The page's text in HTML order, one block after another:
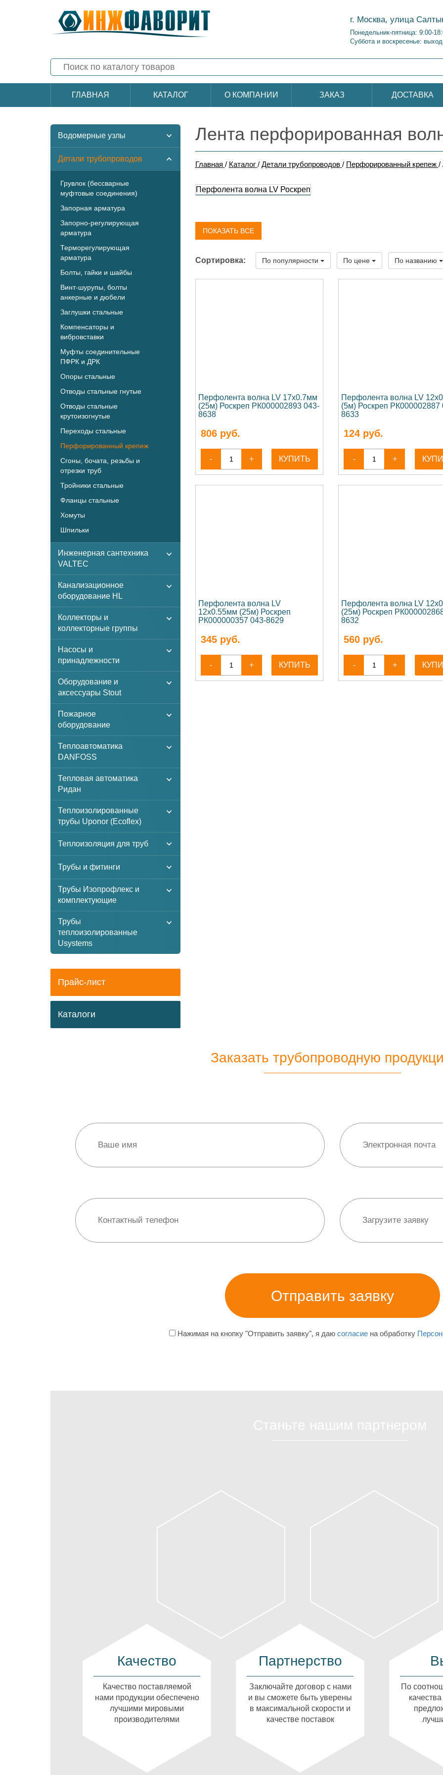
г. Москва, улица
Понедельник-пятница: 9:00-
Суббота и воскресенье:
ГЛАВНАЯ КАТАЛОГ О КОМПАНИИ ЗАКАЗ ДОСТАВКА
Водомерные узлы
Детали трубопроводов
Грувлок (бессварные
муфтовые соединения)
Запорная арматура
Запорно-регулирующая
арматура
Терморегулирующая
арматура
Болты, гайки и шайбы
Винт-шурупы, болты
анкерные и дюбели
Заглушки стальные
Компенсаторы и
вибровставки
Муфты соединительные
ПФРК и ДРК
Опоры стальные
Отводы стальные гнутые
Отводы стальные
крутоизогнутые
Переходы стальные
Перфорированный крепеж
Сгоны, бочата, резьбы и
отрезки труб
Тройники стальные
Фланцы стальные
Хомуты
Шпильки
Инженерная сантехника
VALTEC
Канализационное
оборудование HL
Коллекторы и
коллекторные группы
Насосы и
принадлежности
Оборудование и
аксессуары Stout
Пожарное
оборудование
Теплоавтоматика
DANFOSS
Тепловая автоматика
Ридан
Теплоизолированные
трубы Uponor (Ecoflex)
Теплоизоляция для труб
Трубы и фитинги
Трубы Изопрофлекс и
комплектующие
Трубы
теплоизолированные
Usystems
Прайс-лист
Каталоги
Лента перфорированная
Главная / Каталог / Детали трубопроводов / Перфорированный крепеж /
Перфолента волна LV Роскреп
ПОКАЗАТЬ ВСЕ
Сортировка: По популярности По цене По названию
Перфолента волна LV 17х0.7мм
(25м) Роскреп РК000002893 043-
8638
806руб.
- + КУПИТЬ
Перфолента волна LV
(5м) Роскреп РК000002887
8633
124 руб.
- +
Перфолента волна LV
12х0.55мм (25м) Роскреп
РК000000357 043-8629
345руб.
- + КУПИТЬ
Перфолента волна LV
(25м) Роскреп
8632
560 руб.
- +
Заказать трубопроводную
Нажимая на кнопку "Отправить заявку", я даю согласиена обработку
Качество
Качество поставляемой
нами продукции обеспечено
лучшими мировыми
производителями
Партнерство
Заключайте договор с нами
и вы сможете быть уверены
в максимальной скорости и
качестве поставок
По